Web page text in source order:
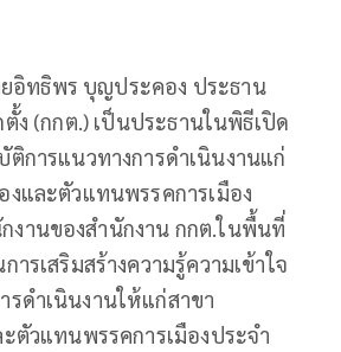
อิทธิพร บุญประคอง ประธาน
ตั้ง (กกต.) เป็นประธานในพิธีเปิด
การแนวทางการดำเนินงานแก่
งและตัวแทนพรรคการเมือง
งานของสำนักงาน กกต.ในพื้นที่
ารเสริมสร้างความรู้ความเข้าใจ
รดำเนินงานให้แก่สาขา
ตัวแทนพรรคการเมืองประจำ